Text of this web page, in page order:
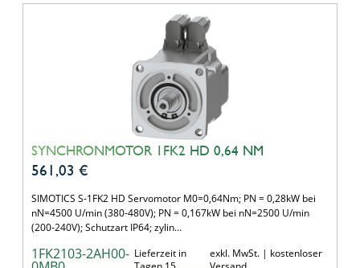
SYNCHRONMOTOR 1FK2 HD 0,64 NM
561,03 €
SIMOTICS S-1FK2 HD Servomotor M0=0,64Nm; PN = 0,28kW bei
nN=4500 U/min (380-480V); PN = 0,167kW bei nN=2500 U/min
(200-240V); Schutzart IP64; zylin…
1FK2103-2AH00- Lieferzeit in
exkl. MwSt. | kostenloser